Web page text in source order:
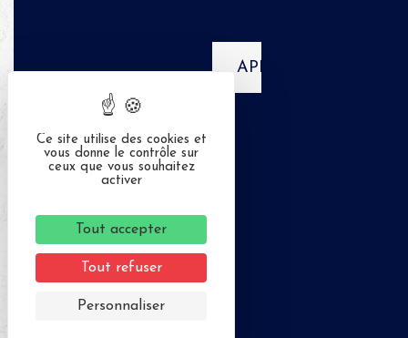
APPELER
Ce site utilise des cookies et
vous donne le contrôle sur
ceux que vous souhaitez
activer
Tout accepter
Tout refuser
Personnaliser